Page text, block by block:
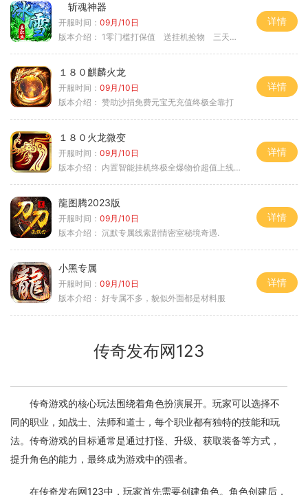
斩魂神器
开服时间： 09月/10日
版本介绍： 1零门槛打保值 送挂机捡物 三天合区
详情
１８０麒麟火龙
开服时间： 09月/10日
版本介绍： 赞助沙捐免费元宝无充值终极全靠打
详情
１８０火龙微变
开服时间： 09月/10日
版本介绍： 内置智能挂机终极全爆物价超值上线送神器
详情
龍图腾2023版
开服时间： 09月/10日
版本介绍： 沉默专属线索剧情密室秘境奇遇.
详情
小黑专属
开服时间： 09月/10日
版本介绍： 好专属不多，貌似外面都是材料服
详情
传奇发布网123
传奇游戏的核心玩法围绕着角色扮演展开。玩家可以选择不
同的职业，如战士、法师和道士，每个职业都有独特的技能和玩
法。传奇游戏的目标通常是通过打怪、升级、获取装备等方式，
提升角色的能力，最终成为游戏中的强者。
在传奇发布网123中，玩家首先需要创建角色。角色创建后，